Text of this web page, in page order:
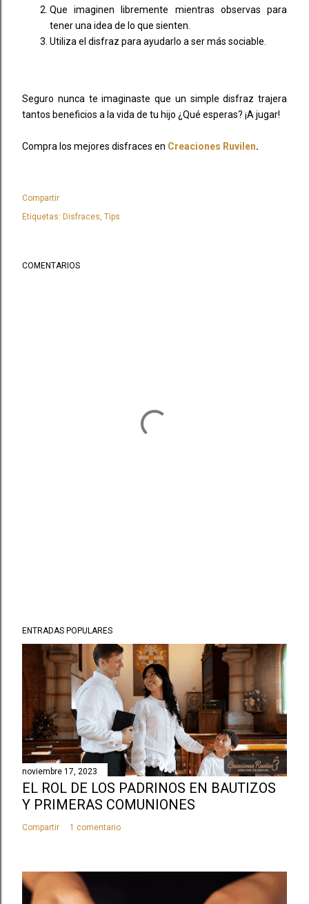
Que imaginen libremente mientras observas para
tener una idea de lo que sienten.
Utiliza el disfraz para ayudarlo a ser más sociable.
Seguro nunca te imaginaste que un simple disfraz trajera
tantos beneficios a la vida de tu hijo ¿Qué esperas? ¡A jugar!
Compra los mejores disfraces en Creaciones Ruvilen.
Compartir
Etiquetas: Disfraces Tips
COMENTARIOS
ENTRADAS POPULARES
noviembre 17, 2023
EL ROL DE LOS PADRINOS EN BAUTIZOS
Y PRIMERAS COMUNIONES
Compartir 1 comentario